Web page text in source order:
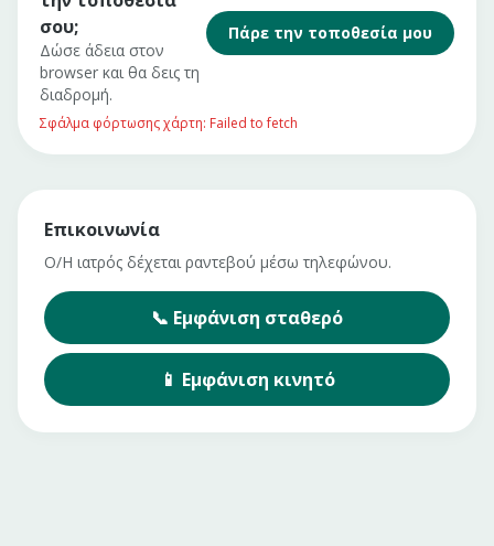
σου;
Δώσε άδεια στον
browser και θα δεις τη
διαδρομή.
Πάρε την τοποθεσία μου
Σφάλμα φόρτωσης χάρτη: Failed to fetch
Επικοινωνία
Ο/Η ιατρός δέχεται ραντεβού μέσω τηλεφώνου.
📞 Εμφάνιση σταθερό
📱 Εμφάνιση κινητό